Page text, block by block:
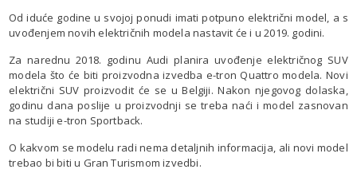
Od iduće godine u svojoj ponudi imati potpuno električni model, a s
uvođenjem novih električnih modela nastavit će i u 2019. godini.
Za narednu 2018. godinu Audi planira uvođenje električnog SUV
modela što će biti proizvodna izvedba e-tron Quattro modela. Novi
električni SUV proizvodit će se u Belgiji. Nakon njegovog dolaska,
godinu dana poslije u proizvodnji se treba naći i model zasnovan
na studiji e-tron Sportback.
O kakvom se modelu radi nema detaljnih informacija, ali novi model
trebao bi biti u Gran Turismom izvedbi.